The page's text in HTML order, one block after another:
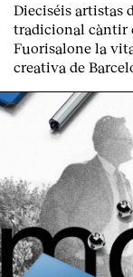
Dieciséis artistas
tradicional càntir
Fuorisalone la
creativa de